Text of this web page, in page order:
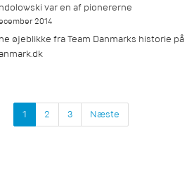
var en af pionererne
2014
øjeblikke fra Team Danmarks historie på
1 2 3 Næste